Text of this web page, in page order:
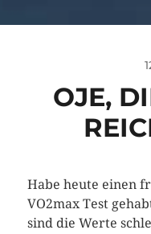
OJE,
Habe heute einen
VO2max Test
sind die Werte